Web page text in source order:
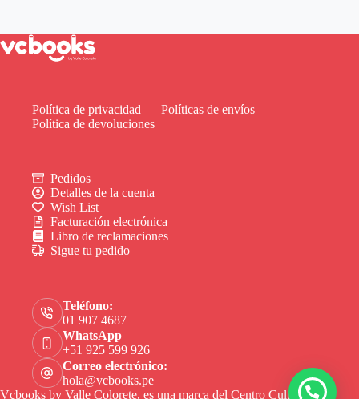
Política de privacidad
Políticas de envíos
Política de devoluciones
Pedidos
Detalles de la cuenta
Wish List
Facturación electrónica
Libro de reclamaciones
Sigue tu pedido
Teléfono:
01 907 4687
WhatsApp
+51 925 599 926
Correo electrónico:
hola@vcbooks.pe
Vcbooks by Valle Colorete, es una marca del Centro Cultural